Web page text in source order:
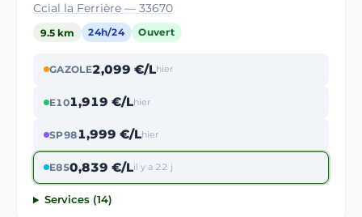
Ccial la Ferrière — 33670
9.5 km 24h/24 Ouvert
GAZOLE2,099 €/Lhier
E101,919 €/Lhier
SP981,999 €/Lhier
E850,839 €/Lil y a 22 j
Services (14)